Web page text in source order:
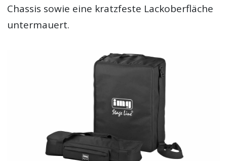
Chassis sowie eine kratzfeste Lackoberfläche
untermauert.